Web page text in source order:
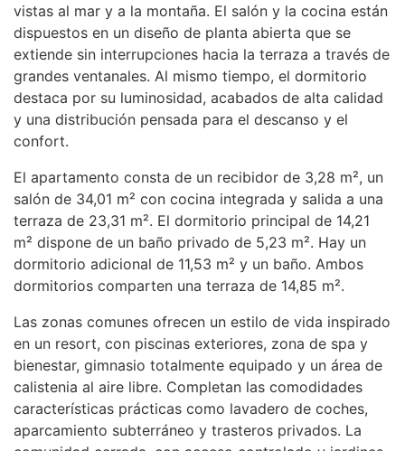
vistas al mar y a la montaña. El salón y la cocina están
dispuestos en un diseño de planta abierta que se
extiende sin interrupciones hacia la terraza a través de
grandes ventanales. Al mismo tiempo, el dormitorio
destaca por su luminosidad, acabados de alta calidad
y una distribución pensada para el descanso y el
confort.
El apartamento consta de un recibidor de 3,28 m², un
salón de 34,01 m² con cocina integrada y salida a una
terraza de 23,31 m². El dormitorio principal de 14,21
m² dispone de un baño privado de 5,23 m². Hay un
dormitorio adicional de 11,53 m² y un baño. Ambos
dormitorios comparten una terraza de 14,85 m².
Las zonas comunes ofrecen un estilo de vida inspirado
en un resort, con piscinas exteriores, zona de spa y
bienestar, gimnasio totalmente equipado y un área de
calistenia al aire libre. Completan las comodidades
características prácticas como lavadero de coches,
aparcamiento subterráneo y trasteros privados. La